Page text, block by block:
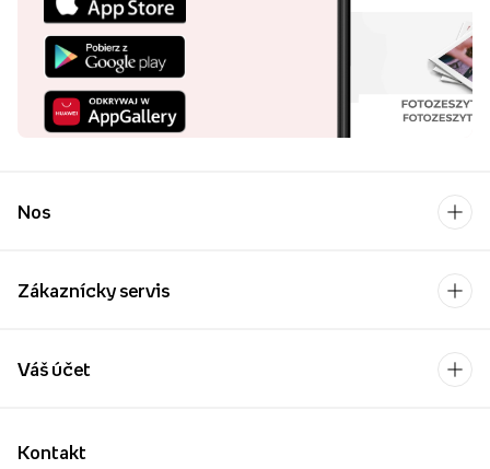
Nos
Zákaznícky servis
Kontakt
Váš účet